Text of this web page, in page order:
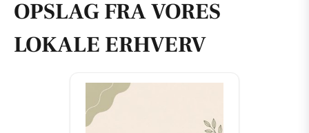
OPSLAG FRA VORES
LOKALE ERHVERV